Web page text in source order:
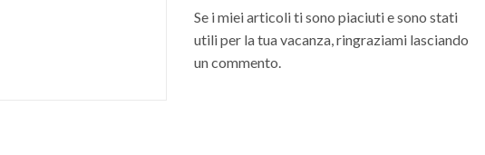
Se i miei articoli ti sono piaciuti e sono stati
utili per la tua vacanza, ringraziami lasciando
un commento.